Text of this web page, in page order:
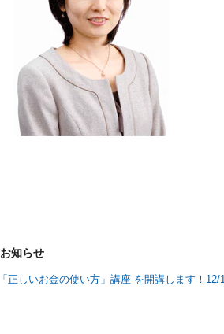
お知らせ
「正しいお金の使い方」講座 を開講します！12/